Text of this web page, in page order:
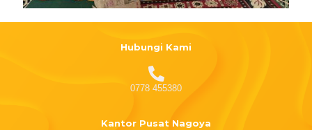
Hubungi Kami
0778 455380
Kantor Pusat Nagoya